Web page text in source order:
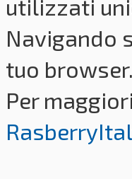
utilizzati
Navigando
tuo browser.
Per